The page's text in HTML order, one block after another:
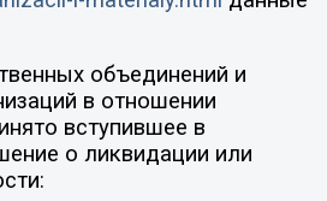
объединений и
в отношении
вступившее в
о ликвидации или